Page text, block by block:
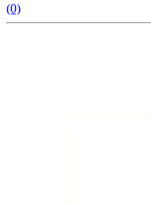
(0)